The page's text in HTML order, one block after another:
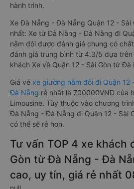
hành trình.
Xe Đà Nẵng - Đà Nẵng Quận 12 -
nhất: Xe từ Đà Nẵng - Đà Nẵng đi
nằm đôi được đánh giá chung có
đánh giá trung bình từ 4.3/5 dựa trên
khách Xe về Quận 12 - Sài Gòn từ
Giá vé xe giường nằm đôi đi Quận
Đà Nẵng rẻ nhất là 700000VND của
Limousine. Tùy thuộc vào chương
Đà Nẵng - Đà Nẵng đi Quận 12 - Sài
có thể sẽ rẻ hơn.
Tư vấn TOP 4 xe khách
Gòn từ Đà Nẵng - Đà
cao, uy tín, giá rẻ nhất